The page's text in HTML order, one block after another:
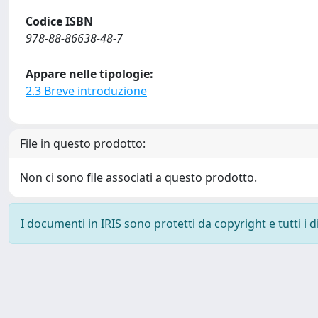
Codice ISBN
978-88-86638-48-7
Appare nelle tipologie:
2.3 Breve introduzione
File in questo prodotto:
Non ci sono file associati a questo prodotto.
I documenti in IRIS sono protetti da copyright e tutti i